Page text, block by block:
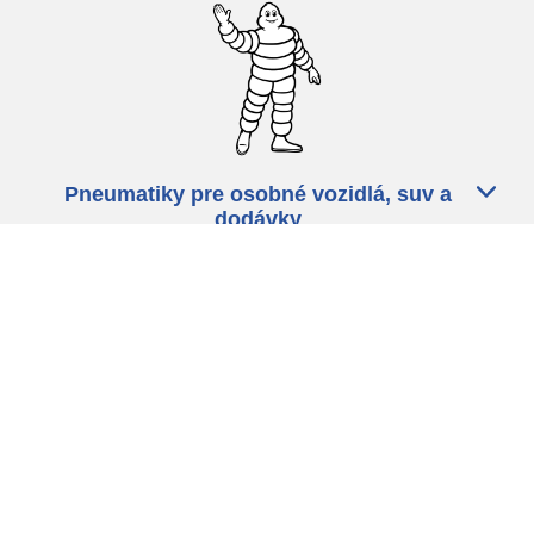
Pneumatiky pre osobné vozidlá, suv a
dodávky